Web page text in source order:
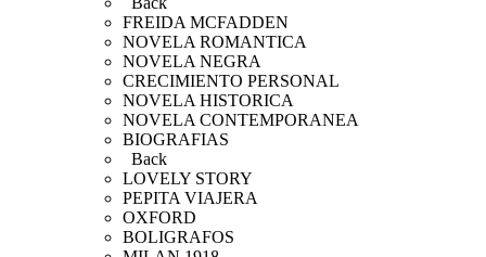
FREIDA MCFADDEN
NOVELA ROMANTICA
NOVELA NEGRA
CRECIMIENTO PERSONAL
NOVELA HISTORICA
NOVELA CONTEMPORANEA
BIOGRAFIAS
Back
LOVELY STORY
PEPITA VIAJERA
OXFORD
BOLIGRAFOS